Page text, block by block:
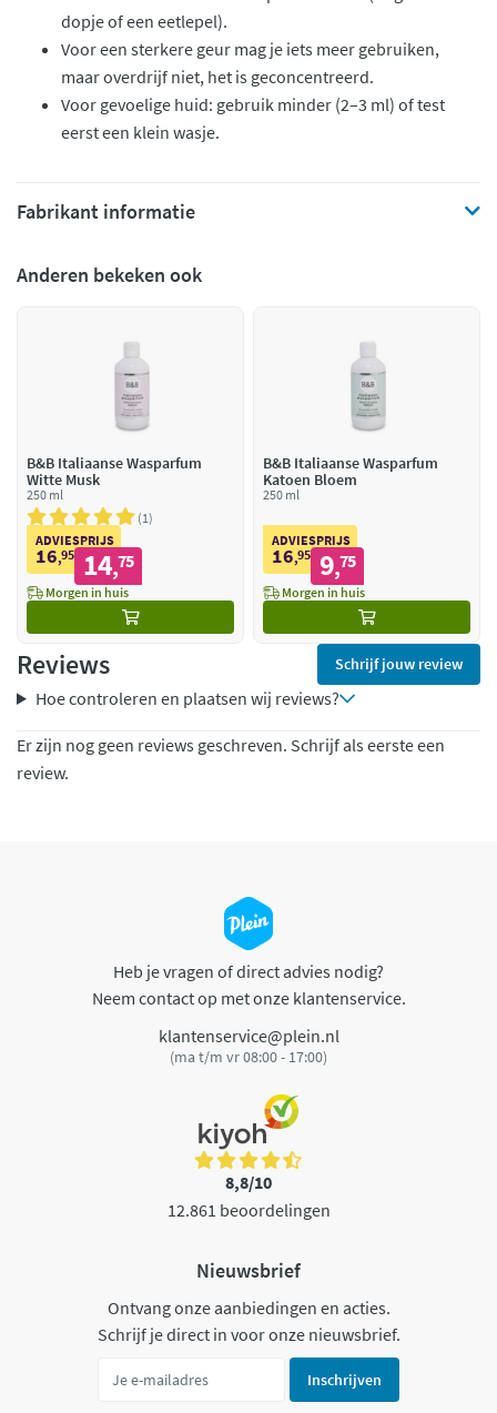
dopje of een eetlepel).
Voor een sterkere geur mag je iets meer gebruiken,
maar overdrijf niet, het is geconcentreerd.
Voor gevoelige huid: gebruik minder (2–3 ml) of test
eerst een klein wasje.
Fabrikant informatie
Anderen bekeken ook
B&B Italiaanse Wasparfum
Witte Musk
250 ml
1
ADVIESPRIJS
16,95 14,75
Morgen in huis
B&B Italiaanse Wasparfum
Katoen Bloem
250 ml
ADVIESPRIJS
16,95 9,75
Morgen in huis
Reviews Schrijf jouw review
Hoe controleren en plaatsen wij reviews?
Er zijn nog geen reviews geschreven. Schrijf als eerste een
review.
Heb je vragen of direct advies nodig?
Neem contact op met onze klantenservice.
klantenservice@plein.nl
(ma t/m vr 08:00 - 17:00)
8,8/10
12.861 beoordelingen
Nieuwsbrief
Ontvang onze aanbiedingen en acties.
Schrijf je direct in voor onze nieuwsbrief.
Inschrijven